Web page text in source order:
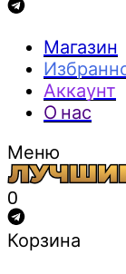
Магазин
Аккаунт
О нас
Меню
0
Корзина